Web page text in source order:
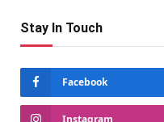
Stay In Touch
Facebook
Instagram